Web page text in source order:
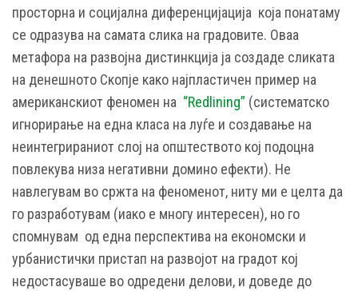
просторна и социјална диференцијација која понатаму
се одразува на самата слика на градовите. Оваа
метафора на развојна дистинкција ја создаде сликата
на денешното Скопје како најпластичен пример на
американскиот феномен на “Redlining” (систематско
игнорирање на една класа на луѓе и создавање на
неинтегрираниот слој на општеството кој подоцна
повлекува низа негативни домино ефекти). Не
навлегувам во сржта на феноменот, ниту ми е целта да
го разработувам (иако е многу интересен), но го
спомнувам од една перспектива на економски и
урбанистички пристап на развојот на градот кој
недостасуваше во одредени делови, и доведе до